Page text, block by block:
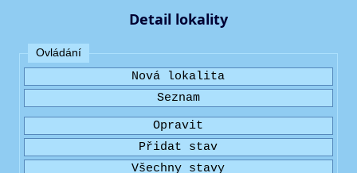
Detail lokality
Ovládání